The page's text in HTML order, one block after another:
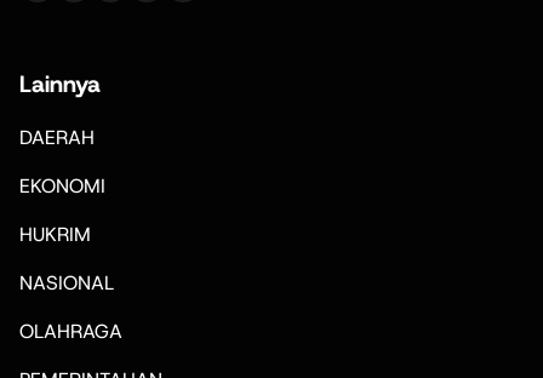
Lainnya
DAERAH
EKONOMI
HUKRIM
NASIONAL
OLAHRAGA